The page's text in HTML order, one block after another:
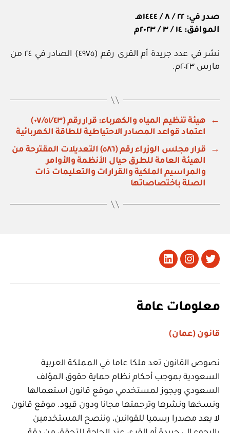
صدر في: ٢٢ / ٨ / ١٤٤٤هـ
الموافق: ١٤ / ٣ / ٢٠٢٣م
نشر في عدد جريدة أم القرى رقم (٤٩٧٥) الصادر في ٢٤ من
مارس ٢٠٢٣م.
←
هيئة تنظيم المياه والكهرباء: قرار رقم (٠٧/٥١/٤٣)
اعتماد قواعد المصادر الاحتياطية للطاقة الكهربائية
→
قرار مجلس الوزراء رقم (٥٨٦) التعديلات المقترحة من
الهيئة العامة للطرق حيال الأنظمة والأوامر
والمراسيم الملكية والقرارات والتعليمات ذات
الصلة باختصاصاتها
تويتر Instagram
LinkedIn
معلومات عامة
قانون (عمان)
نصوص القانون تعد ملكا عاما في المملكة العربية
السعودية بموجب أحكام نظام حماية حقوق المؤلف
السعودي ويجوز لمستخدمي موقع قانون استعمالها
ونسخها ونشرها وترجمتها مجانا ودون قيود. موقع قانون
لا يعد مصدرا رسميا للقوانين، وننصح المستخدمين